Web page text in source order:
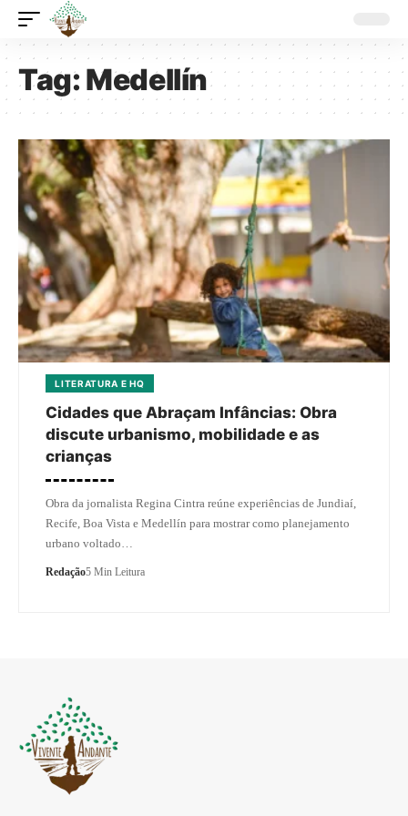
Tag:Medellín
LITERATURA E HQ
Cidades que Abraçam Infâncias: Obra
discute urbanismo, mobilidade e as
crianças
Obra da jornalista Regina Cintra reúne experiências de Jundiaí,
Recife, Boa Vista e Medellín para mostrar como planejamento
urbano voltado…
Redação5 Min Leitura